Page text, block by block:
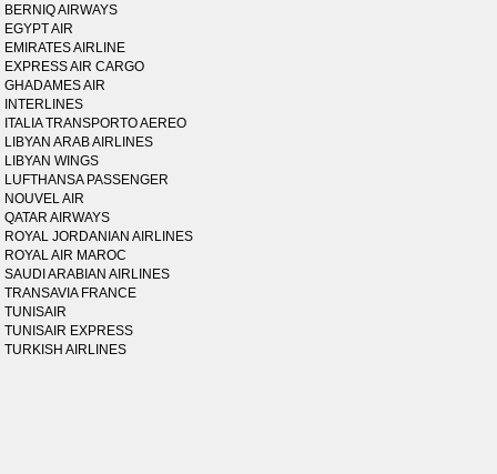
BERNIQ AIRWAYS
EGYPT AIR
EMIRATES AIRLINE
EXPRESS AIR CARGO
GHADAMES AIR
INTERLINES
ITALIA TRANSPORTO AEREO
LIBYAN ARAB AIRLINES
LIBYAN WINGS
LUFTHANSA PASSENGER
NOUVEL AIR
QATAR AIRWAYS
ROYAL JORDANIAN AIRLINES
ROYAL AIR MAROC
SAUDI ARABIAN AIRLINES
TRANSAVIA FRANCE
TUNISAIR
TUNISAIR EXPRESS
TURKISH AIRLINES